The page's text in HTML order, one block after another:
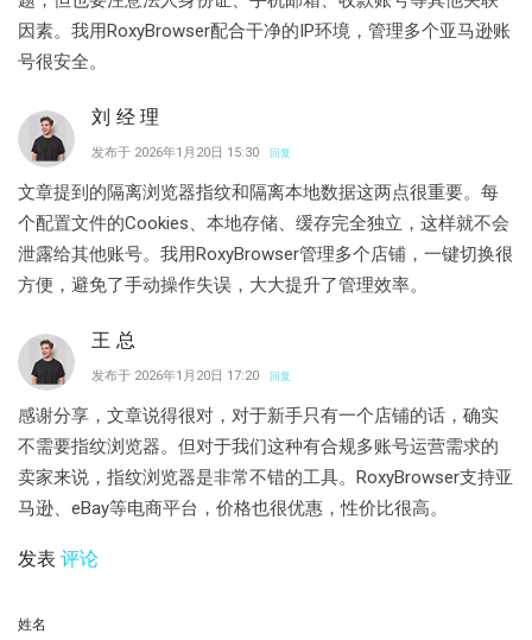
因素。我用RoxyBrowser配合干净的IP环境，管理多个亚马逊账
号很安全。
刘经理
发布于 2026年1月20日 15:30 回复
文章提到的隔离浏览器指纹和隔离本地数据这两点很重要。每
个配置文件的Cookies、本地存储、缓存完全独立，这样就不会
泄露给其他账号。我用RoxyBrowser管理多个店铺，一键切换很
方便，避免了手动操作失误，大大提升了管理效率。
王总
发布于 2026年1月20日 17:20 回复
感谢分享，文章说得很对，对于新手只有一个店铺的话，确实
不需要指纹浏览器。但对于我们这种有合规多账号运营需求的
卖家来说，指纹浏览器是非常不错的工具。RoxyBrowser支持亚
马逊、eBay等电商平台，价格也很优惠，性价比很高。
发表 评论
姓名